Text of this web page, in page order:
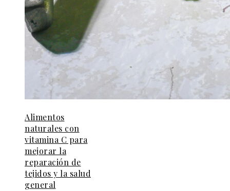
Alimentos
naturales con
vitamina C para
mejorar la
reparación de
tejidos y la salud
general